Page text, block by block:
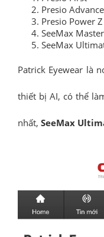
Presio
Presio Power Z
SeeMax
SeeMax
Patrick Eyewear là
thiết bị AI, có thể
nhất, SeeMax